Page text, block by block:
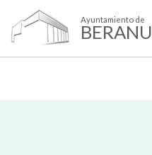
Ayuntamiento de